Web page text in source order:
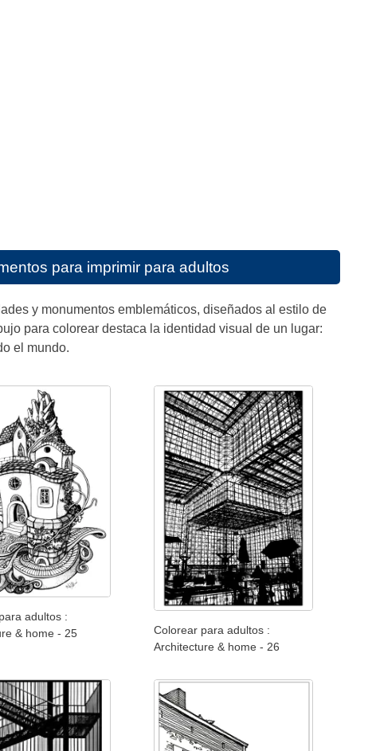
para imprimir para adultos
y monumentos emblemáticos, diseñados al estilo de
para colorear destaca la identidad visual de un lugar:
el mundo.
adultos :
& home - 25
Colorear para adultos :
Architecture & home - 26